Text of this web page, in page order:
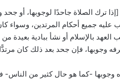
ترك الصلاة جاحدًا لوجوبها، أو
جميع أحكام المرتدين، وسواء
بالإسلام أو نشأ ببادية
وجوبها، فإن جحد بعد ذلك كان
وجوبها -كما هو حال كثير من